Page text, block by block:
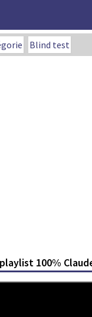
Blind test
100%